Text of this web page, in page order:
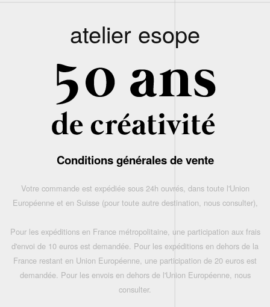
atelier esope
Conditions générales de vente
Votre commande est expédiée sous 24h ouvrés, dans toute l'Union
Européenne et en Suisse (pour toute autre destination, nous consulter),
Pour les expéditions en France métropolitaine, une participation aux frais
d'envoi de 10 euros est demandée. Pour les expéditions en dehors de la
France restant en Union Européenne, une participation de 20 euros est
demandée. Pour les envois en dehors de l'Union Européenne, nous
consulter.